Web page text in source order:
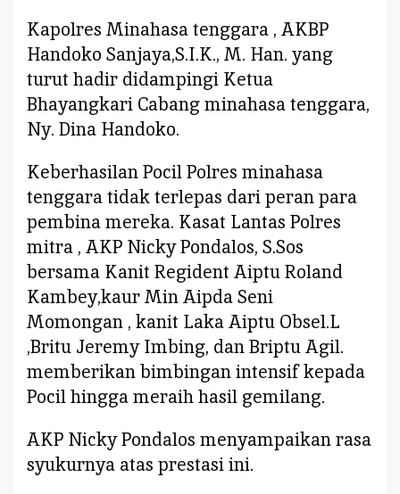
c
l
i
k
a
t
P
l
d
a
S
l
u
2
0
Kapolres Minahasa tenggara , AKBP
Handoko Sanjaya,S.I.K., M. Han. yang
turut hadir didampingi Ketua
Bhayangkari Cabang minahasa tenggara,
Ny. Dina Handoko.
Keberhasilan Pocil Polres minahasa
tenggara tidak terlepas dari peran para
pembina mereka. Kasat Lantas Polres
mitra , AKP Nicky Pondalos, S.Sos
bersama Kanit Regident Aiptu Roland
Kambey,kaur Min Aipda Seni
Momongan , kanit Laka Aiptu Obsel.L
,Britu Jeremy Imbing, dan Briptu Agil.
memberikan bimbingan intensif kepada
Pocil hingga meraih hasil gemilang.
AKP Nicky Pondalos menyampaikan rasa
syukurnya atas prestasi ini.